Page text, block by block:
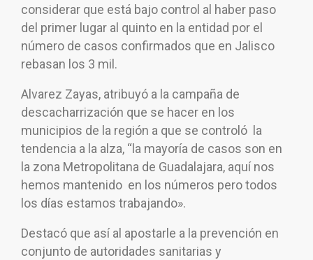
considerar que está bajo control al haber paso
del primer lugar al quinto en la entidad por el
número de casos confirmados que en Jalisco
rebasan los 3 mil.
Alvarez Zayas, atribuyó a la campaña de
descacharrización que se hacer en los
municipios de la región a que se controló la
tendencia a la alza, “la mayoría de casos son en
la zona Metropolitana de Guadalajara, aquí nos
hemos mantenido en los números pero todos
los días estamos trabajando».
Destacó que así al apostarle a la prevención en
conjunto de autoridades sanitarias y